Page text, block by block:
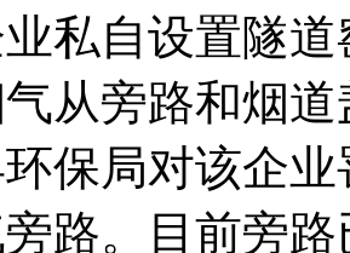
私自设置隧
从旁路和烟
保局对该企
路。目前旁